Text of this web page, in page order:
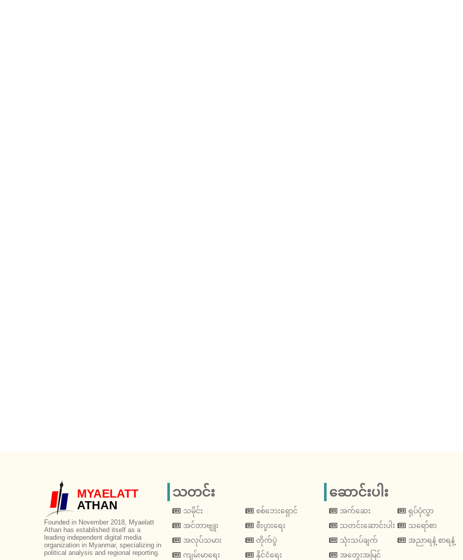
MYAELATT
ATHAN
Founded in November 2018, Myaelatt
Athan has established itself as a
leading independent digital media
organization in Myanmar, specializing in
political analysis and regional reporting.
သတင်း
သမိုင်း
အင်တာဗျူး
အလုပ်သမား
ကျမ်းမာရေး
စစ်ဘေးရှောင်
စီးပွားရေး
တိုက်ပွဲ
နိုင်ငံရေး
ဆောင်းပါး
အက်ဆေး
သတင်းဆောင်းပါး
သုံးသပ်ချက်
အတွေးအမြင်
ရုပ်ပုံလွှာ
သရော်စာ
အညာရနံ့ စာရနံ့